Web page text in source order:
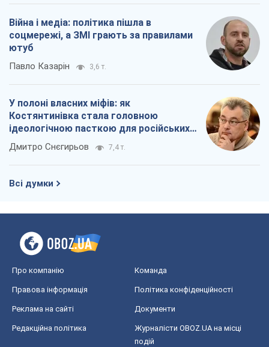
Війна і медіа: політика пішла в
соцмережі, а ЗМІ грають за правилами
ютуб
Павло Казарін 3,6 т.
У полоні власних міфів: як
Костянтинівка стала головною
ідеологічною пасткою для російських
окупантів
Дмитро Снєгирьов 7,4 т.
Всі думки
Про компанію Команда
Правова інформація Політика конфіденційності
Реклама на сайті Документи
Редакційна політика
Журналісти OBOZ.UA на місці
подій